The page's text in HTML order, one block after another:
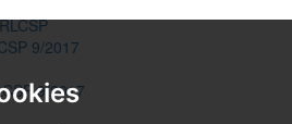
9/2017
9/2017